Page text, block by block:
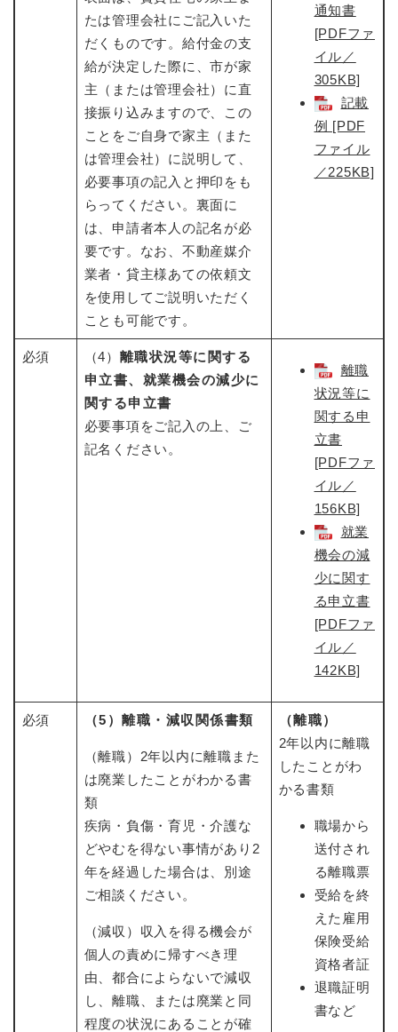
たは管理会社にご記入いた
だくものです。給付金の支
給が決定した際に、市が家
主（または管理会社）に直
接振り込みますので、この
ことをご自身で家主（また
は管理会社）に説明して、
必要事項の記入と押印をも
らってください。裏面に
は、申請者本人の記名が必
要です。なお、不動産媒介
業者・貸主様あての依頼文
を使用してご説明いただく
ことも可能です。
通知書
[PDFファ
イル／
305KB]
記載
例 [PDF
ファイル
／225KB]
必須 （4） 離職状況等に関する
申立書、就業機会の減少に
関する申立書
必要事項をご記入の上、ご
記名ください。
離職
状況等に
関する申
立書
[PDFファ
イル／
156KB]
就業
機会の減
少に関す
る申立書
[PDFファ
イル／
142KB]
必須 （5）離職・減収関係書類
（離職）2年以内に離職また
は廃業したことがわかる書
類
疾病・負傷・育児・介護な
どやむを得ない事情があり2
年を経過した場合は、別途
ご相談ください。
（減収）収入を得る機会が
個人の責めに帰すべき理
由、都合によらないで減収
し、離職、または廃業と同
程度の状況にあることが確
（離職）
2年以内に離職
したことがわ
かる書類
職場から
送付され
る離職票
受給を終
えた雇用
保険受給
資格者証
退職証明
書など